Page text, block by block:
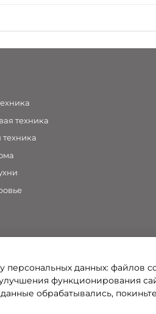
техника
персональных данных: файлов
функционирования
обрабатывались,